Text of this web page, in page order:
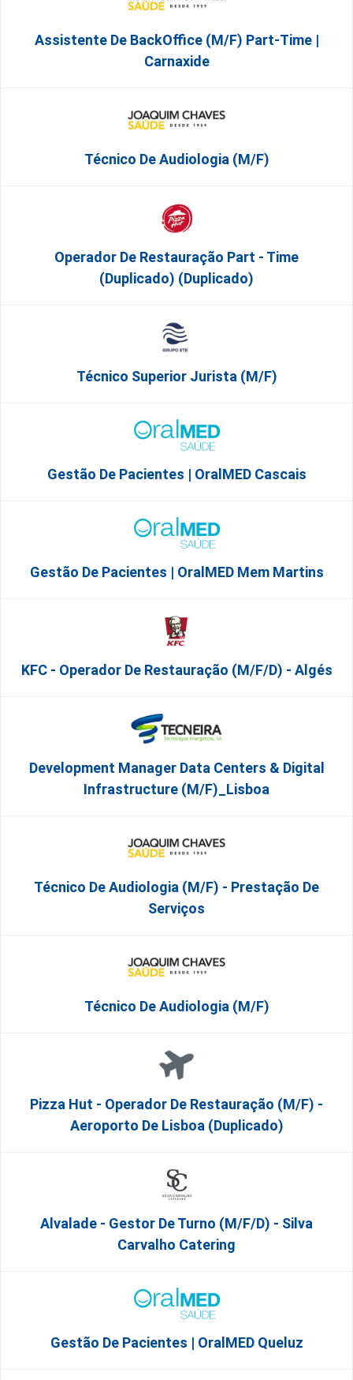
Assistente De BackOffice (M/F) Part-Time |
Carnaxide
Técnico De Audiologia (M/F)
Operador De Restauração Part - Time
(Duplicado) (Duplicado)
Técnico Superior Jurista (m/f)
Gestão De Pacientes | OralMED Cascais
Gestão De Pacientes | OralMED Mem Martins
KFC - Operador De Restauração (m/f/d) - Algés
Development Manager Data Centers & Digital
Infrastructure (m/f)_Lisboa
Técnico De Audiologia (M/F) - Prestação De
Serviços
Técnico De Audiologia (M/F)
Pizza Hut - Operador De Restauração (m/f) -
Aeroporto De Lisboa (Duplicado)
Alvalade - Gestor De Turno (m/f/d) - Silva
Carvalho Catering
Gestão De Pacientes | OralMED Queluz